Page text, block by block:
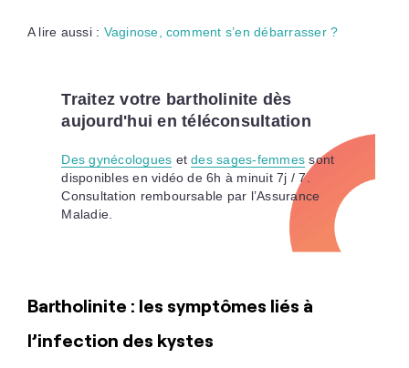
A lire aussi : Vaginose, comment s’en débarrasser ?
Traitez votre bartholinite dès
aujourd'hui en téléconsultation
Des gynécologues etdes sages-femmes sont
disponibles en vidéo de 6h à minuit 7j / 7.
Consultation remboursable par l’Assurance
Maladie.
Bartholinite : les symptômes liés à
l’infection des kystes